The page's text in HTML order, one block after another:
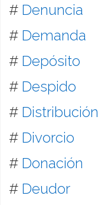
# Denuncia
# Demanda
# Depósito
# Despido
# Distribución
# Divorcio
# Donación
# Deudor